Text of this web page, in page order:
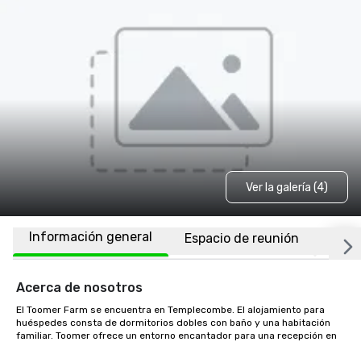
Ver la galería (4)
Información general Espacio de reunión
Acerca de nosotros
El Toomer Farm se encuentra en Templecombe. El alojamiento para
huéspedes consta de dormitorios dobles con baño y una habitación
familiar. Toomer ofrece un entorno encantador para una recepción en